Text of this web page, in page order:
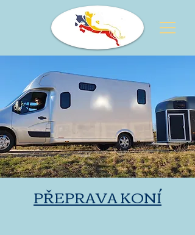
PŘEPRAVA KONÍ